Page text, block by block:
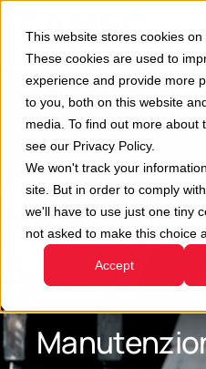
This website stores cookies on
These cookies are used to
experience and provide more
to you, both on this website
media. To find out more about
see our Privacy Policy.
We won't track your
site. But in order to comply
we'll have to use just one tiny
not asked to make this choice
Accept